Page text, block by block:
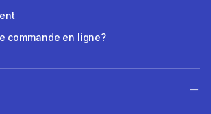
commande en ligne?